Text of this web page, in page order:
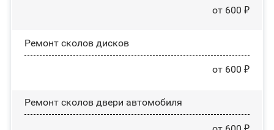
от 600 ₽
Ремонт сколов дисков
от 600 ₽
Ремонт сколов двери автомобиля